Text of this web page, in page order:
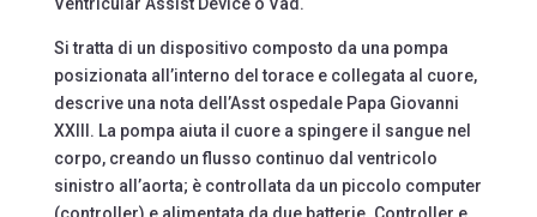
Si tratta di un dispositivo composto da una pompa
posizionata all’interno del torace e collegata al cuore,
descrive una nota dell’Asst ospedale Papa Giovanni
XXIII. La pompa aiuta il cuore a spingere il sangue nel
corpo, creando un flusso continuo dal ventricolo
sinistro all’aorta; è controllata da un piccolo computer